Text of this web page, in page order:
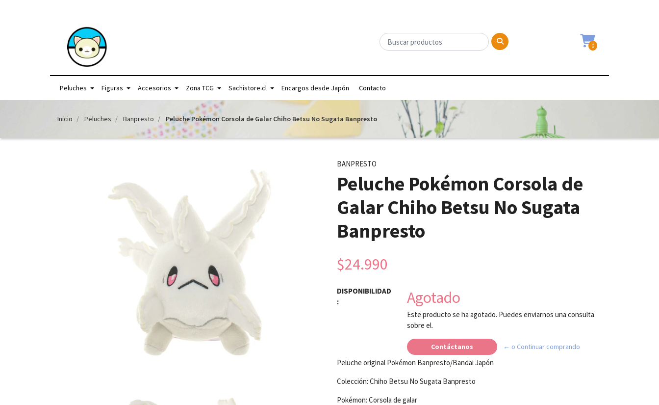
0
Peluches Figuras Accesorios Zona TCG Sachistore.cl Encargos desde Japón Contacto
Inicio Peluches Banpresto Peluche Pokémon Corsola de Galar Chiho Betsu No Sugata Banpresto
BANPRESTO
Peluche Pokémon Corsola de
Galar Chiho Betsu No Sugata
Banpresto
$24.990
DISPONIBILIDAD
:
Agotado
Este producto se ha agotado. Puedes enviarnos una consulta
sobre el.
Contáctanos ← o Continuar comprando
Peluche original Pokémon Banpresto/Bandai Japón
Colección: Chiho Betsu No Sugata Banpresto
Pokémon: Corsola de galar